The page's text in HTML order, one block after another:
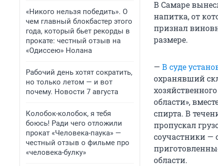
«Никого нельзя победить». О
чем главный блокбастер этого
года, который бьет рекорды в
прокате: честный отзыв на
«Одиссею» Нолана
Рабочий день хотят сократить,
но только летом — и вот
почему. Новости 7 августа
Колобок-колобок, я тебя
боюсь! Ради чего отложили
прокат «Человека-паука» —
честный отзыв о фильме про
«человека-булку»
В Самаре
напитка, от
признал
размере.
— В суде
охранявший
области»,
спирта. В
пропускал
соучастники —
области.